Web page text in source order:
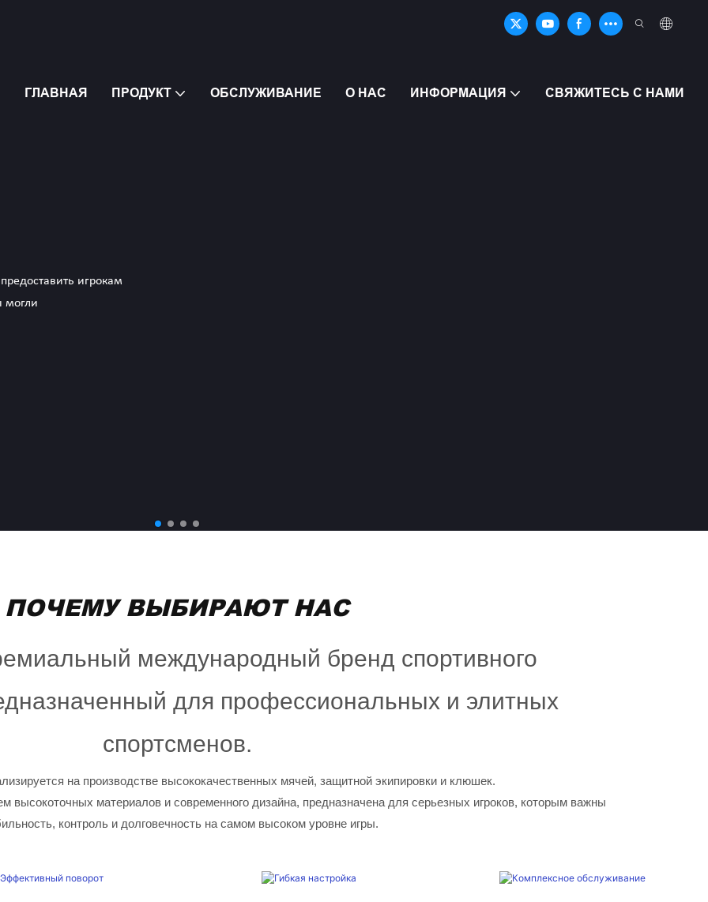
ГЛАВНАЯ ПРОДУКТ ОБСЛУЖИВАНИЕ О НАС ИНФОРМАЦИЯ СВЯЖИТЕСЬ С НАМИ
ПОЧЕМУ ВЫБИРАЮТ НАС
международный бренд спортивного
для профессиональных и элитных
спортсменов.
на производстве высококачественных мячей, защитной экипировки и клюшек.
высокоточных материалов и современного дизайна, предназначена для серьезных игроков, которым важны
контроль и долговечность на самом высоком уровне игры.